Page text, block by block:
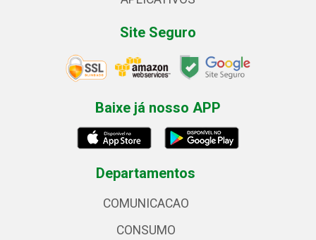
Site Seguro
Baixe já nosso APP
Departamentos
COMUNICACAO
CONSUMO